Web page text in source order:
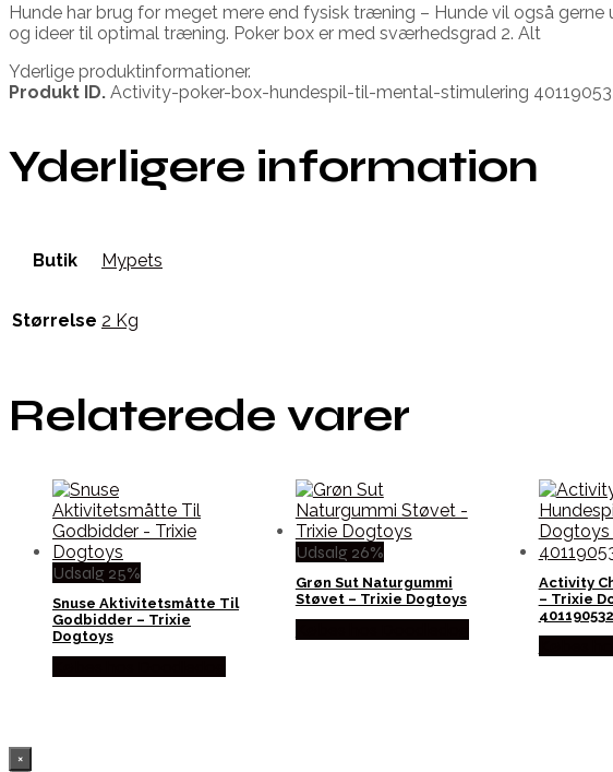
Hunde har brug for meget mere end fysisk træning – Hunde vil også
og ideer til optimal træning. Poker box er med sværhedsgrad 2. Alt
Yderlige produktinformationer.
Produkt ID. Activity-poker-box-hundespil-til-mental-stimulering
Yderligere information
Butik Mypets
Størrelse 2 Kg
Relaterede varer
Udsalg 25%
Snuse Aktivitetsmåtte Til
Godbidder – Trixie
Dogtoys
Udsalg 26%
Grøn Sut Naturgummi
Støvet – Trixie Dogtoys
Activity
– Trixie
×